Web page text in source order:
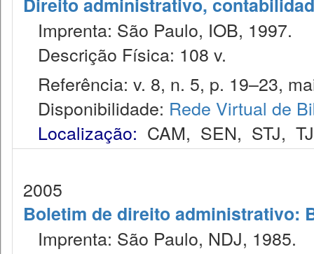
Imprenta: São Paulo, IOB, 1997.
Descrição Física: 108 v.
Referência: v. 8, n. 5, p. 19–23,
Disponibilidade: Rede Virtual de
Localização: CAM, SEN, STJ,
2005
Boletim de direito administrativo:
Imprenta: São Paulo, NDJ, 1985.